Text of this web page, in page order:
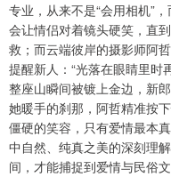
专业，从来不是“会用相机”
会让情侣对着镜头硬笑，直
救；而云端彼岸的摄影师阿
提醒新人：“光落在眼睛里时
整座山瞬间被镀上金边，新
她暖手的刹那，阿哲精准按
僵硬的笑容，只有爱情最本
中自然、纯真之美的深刻理
间，才能捕捉到爱情与民俗